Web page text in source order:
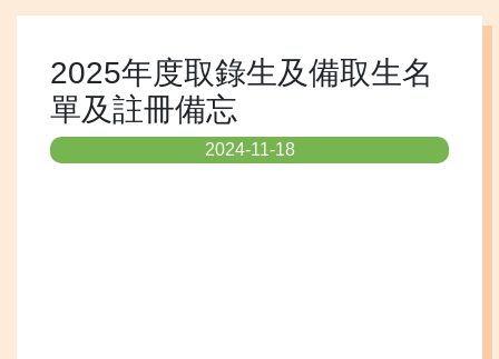
2025年度取錄生及備取生名
單及註冊備忘
2024-11-18